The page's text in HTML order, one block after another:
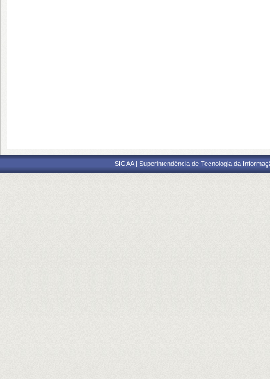
SIGAA | Superintendência de Tecnologia da